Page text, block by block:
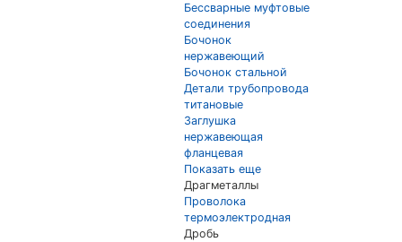
Бессварные муфтовые
соединения
Бочонок
нержавеющий
Бочонок стальной
Детали трубопровода
титановые
Заглушка
нержавеющая
фланцевая
Показать еще
Драгметаллы
Проволока
термоэлектродная
Дробь